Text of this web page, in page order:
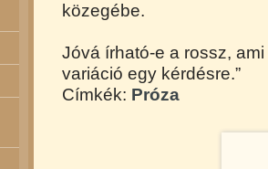
közegébe.
Jóvá írható-e a rossz,
variáció egy kérdésre.”
Címkék: Próza